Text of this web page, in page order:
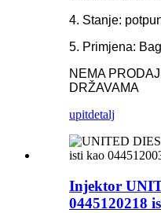
4. Stanje:
5. Primjena:
NEMA
DRŽAVAMA
upitdetalj
Injektor
0445120218